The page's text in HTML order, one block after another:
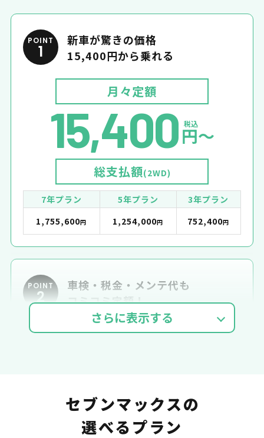
POINT
1
新車が驚きの価格
15,400円から乗れる
月々定額
15,400 税込
円〜
総支払額(2WD)
7年プラン 5年プラン
3年プラン
1,755,600円 1,254,000円 752,400円
POINT
2
車検・税金・メンテ代も
コミコミ定額！
セブンマックスの
選べるプラン